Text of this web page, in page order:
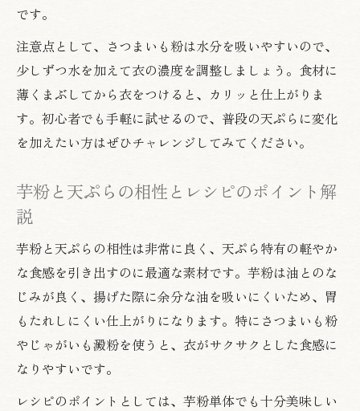
です。
注意点として、さつまいも粉は水分を吸いやすいので、
少しずつ水を加えて衣の濃度を調整しましょう。食材に
薄くまぶしてから衣をつけると、カリッと仕上がりま
す。初心者でも手軽に試せるので、普段の天ぷらに変化
を加えたい方はぜひチャレンジしてみてください。
芋粉と天ぷらの相性とレシピのポイント解
説
芋粉と天ぷらの相性は非常に良く、天ぷら特有の軽やか
な食感を引き出すのに最適な素材です。芋粉は油とのな
じみが良く、揚げた際に余分な油を吸いにくいため、胃
もたれしにくい仕上がりになります。特にさつまいも粉
やじゃがいも澱粉を使うと、衣がサクサクとした食感に
なりやすいです。
レシピのポイントとしては、芋粉単体でも十分美味しい